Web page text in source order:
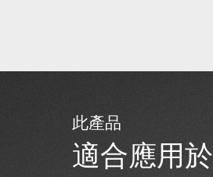
此產品
適合應用於